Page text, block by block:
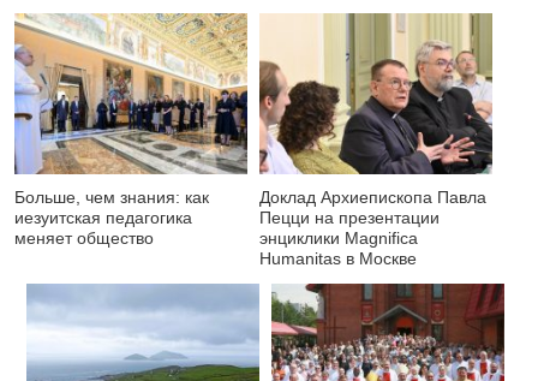
Больше, чем знания: как
иезуитская педагогика
меняет общество
Доклад Архиепископа Павла
Пецци на презентации
энциклики Magnifica
Нumanitas в Москве